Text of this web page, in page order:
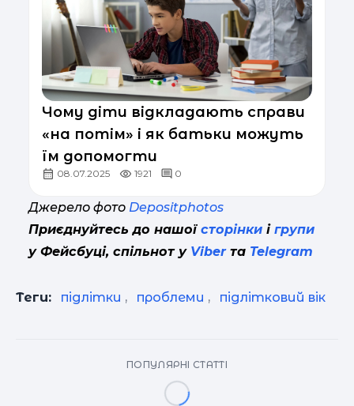
Чому діти відкладають справи
«на потім» і як батьки можуть
їм допомогти
08.07.2025 1921 0
Джерело фото Depositphotos
Приєднуйтесь до нашої сторінки і групи
у Фейсбуці, спільнот у Viberта Telegram
Теги: підлітки , проблеми , підлітковий вік
ПОПУЛЯРНІ СТАТТІ